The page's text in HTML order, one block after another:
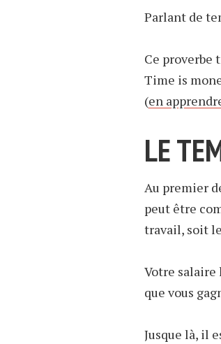
Parlant de
Ce proverbe
Time is
(en
LE
Au premier
peut être
travail, soit le
Votre salaire
que vous
Jusque là, il